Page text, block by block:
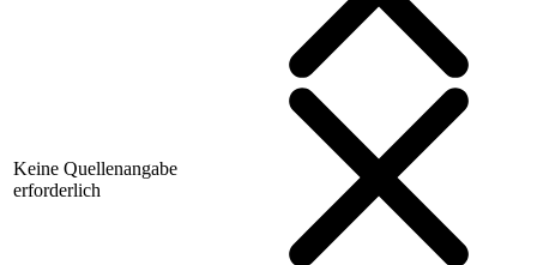
Keine Quellenangabe
erforderlich